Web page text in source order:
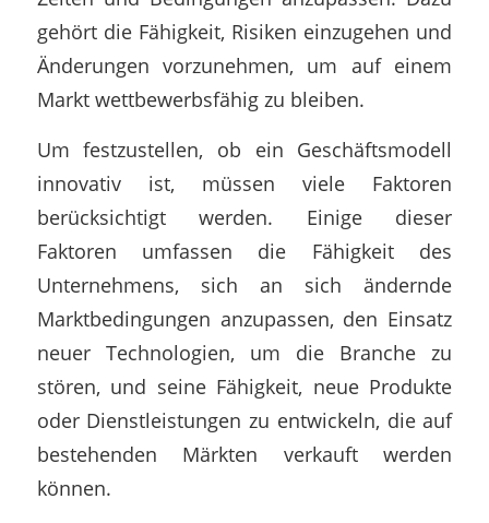
gehört die Fähigkeit, Risiken einzugehen und
Änderungen vorzunehmen, um auf einem
Markt wettbewerbsfähig zu bleiben.
Um festzustellen, ob ein Geschäftsmodell
innovativ ist, müssen viele Faktoren
berücksichtigt werden. Einige dieser
Faktoren umfassen die Fähigkeit des
Unternehmens, sich an sich ändernde
Marktbedingungen anzupassen, den Einsatz
neuer Technologien, um die Branche zu
stören, und seine Fähigkeit, neue Produkte
oder Dienstleistungen zu entwickeln, die auf
bestehenden Märkten verkauft werden
können.